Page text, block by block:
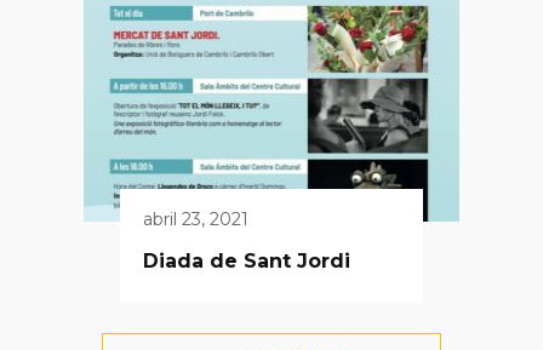
abril 23, 2021
Diada de Sant Jordi